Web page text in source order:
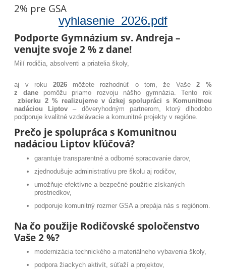
2% pre GSA
vyhlasenie_2026.pdf
Podporte Gymnázium sv. Andreja –
venujte svoje 2 % z dane!
Milí rodičia, absolventi a priatelia školy,
aj v roku 2026môžete rozhodnúť o tom, že Vaše2 %
z danepomôžu priamo rozvoju nášho gymnázia. Tento rok
zbierku 2 % realizujeme v úzkej spolupráci s Komunitnou
nadáciou Liptov – dôveryhodným partnerom, ktorý dlhodobo
podporuje kvalitné vzdelávacie a komunitné projekty v regióne.
Prečo je spolupráca s Komunitnou
nadáciou Liptov kľúčová?
garantuje transparentné a odborné spracovanie darov,
zjednodušuje administratívu pre školu aj rodičov,
umožňuje efektívne a bezpečné použitie získaných
prostriedkov,
podporuje komunitný rozmer GSA a prepája nás s regiónom.
Na čo použije Rodičovské spoločenstvo
Vaše 2 %?
modernizácia technického a materiálneho vybavenia školy,
podpora žiackych aktivít, súťaží a projektov,